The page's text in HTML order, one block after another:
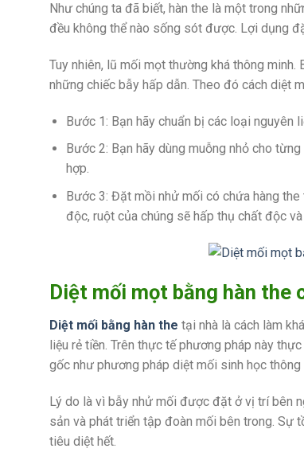
Như chúng ta đã biết, hàn the là một trong
đều không thể nào sống sót được. Lợi dụng
Tuy nhiên, lũ mối mọt thường khá thông
những chiếc bẫy hấp dẫn. Theo đó cách diệt
Bước 1: Bạn hãy chuẩn bị các loại nguyên
Bước 2: Bạn hãy dùng muỗng nhỏ cho
hợp.
Bước 3: Đặt mồi nhử mối có chứa hàng
độc, ruột của chúng sẽ hấp thụ chất độc
Diệt mối mọt bằng hàn the
Diệt mối bằng hàn the tại nhà là cách làm
liệu rẻ tiền. Trên thực tế phương pháp này
gốc như phương pháp diệt mối sinh học thông
Lý do là vì bẫy nhử mối được đặt ở vị trí bên
sản và phát triển tập đoàn mối bên trong. Sự
tiêu diệt hết.